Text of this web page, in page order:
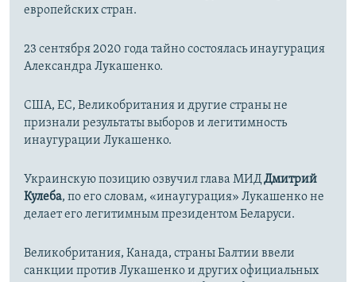
европейских стран.
23 сентября 2020 года тайно состоялась инаугурация
Александра Лукашенко.
США, ЕС, Великобритания и другие страны не
признали результаты выборов и легитимность
инаугурации Лукашенко.
Украинскую позицию озвучил глава МИДДмитрий
Кулеба, по его словам, «инаугурация» Лукашенко не
делает его легитимным президентом Беларуси.
Великобритания, Канада, страны Балтии ввели
санкции против Лукашенко и других официальных